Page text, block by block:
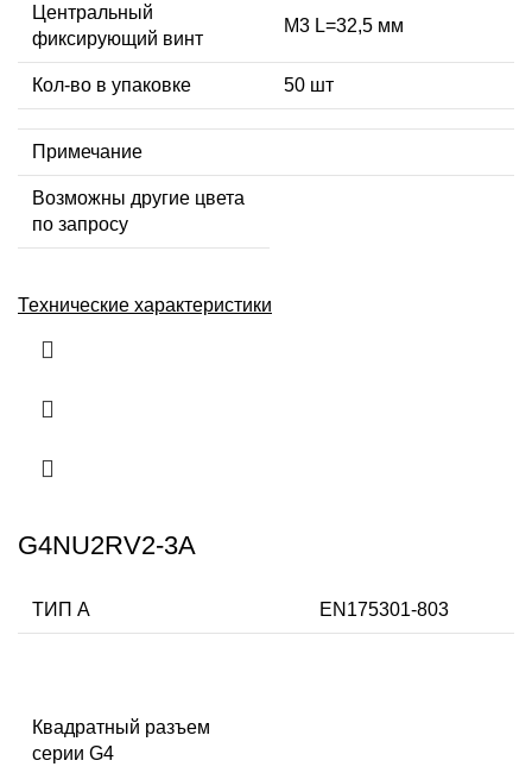
Центральный
фиксирующий винт
М3 L=32,5 мм
Кол-во в упаковке 50 шт
Примечание
Возможны другие цвета
по запросу
Технические характеристики
G4NU2RV2-3A
ТИП А EN175301-803
Квадратный разъем
серии G4